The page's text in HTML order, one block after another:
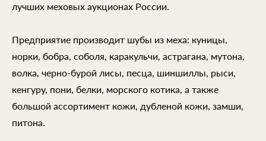
лучших меховых аукционах России.
Предприятие производит шубы из меха: куницы,
норки, бобра, соболя, каракульчи, астрагана, мутона,
волка, черно-бурой лисы, песца, шиншиллы, рыси,
кенгуру, пони, белки, морского котика, а также
большой ассортимент кожи, дубленой кожи, замши,
питона.